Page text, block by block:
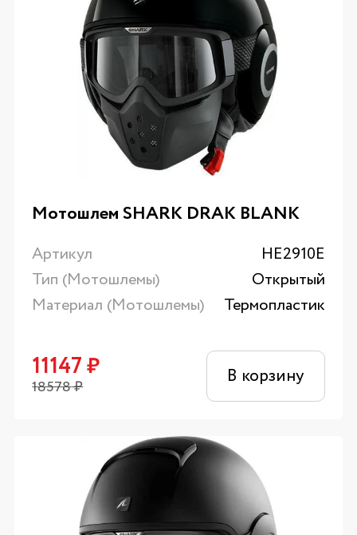
Мотошлем SHARK DRAK BLANK
Артикул
HE2910E
Тип (Мотошлемы)
Открытый
Материал (Мотошлемы)
Термопластик
11147₽
18578₽ В корзину